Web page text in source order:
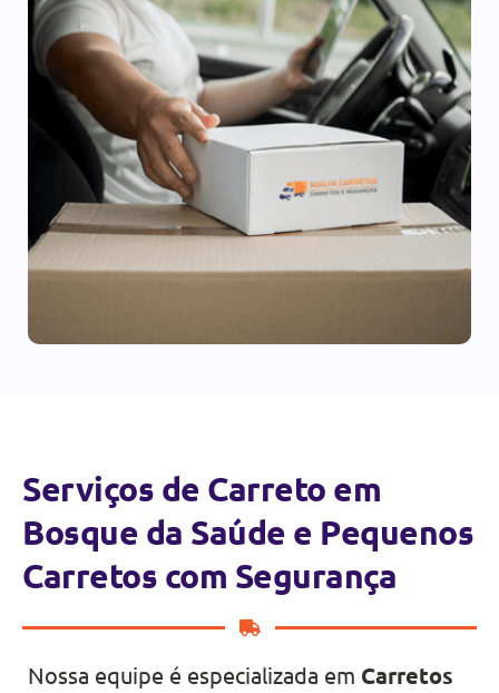
Serviços de Carreto em
Bosque da Saúde e Pequenos
Carretos com Segurança
Nossa equipe é especializada em Carretos